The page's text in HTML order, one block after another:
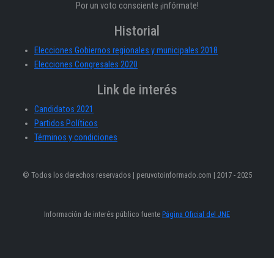
Por un voto consciente ¡infórmate!
Historial
Elecciones Gobiernos regionales y municipales 2018
Elecciones Congresales 2020
Link de interés
Candidatos 2021
Partidos Políticos
Términos y condiciones
© Todos los derechos reservados | peruvotoinformado.com | 2017 - 2025
Información de interés público fuente Página Oficial del JNE